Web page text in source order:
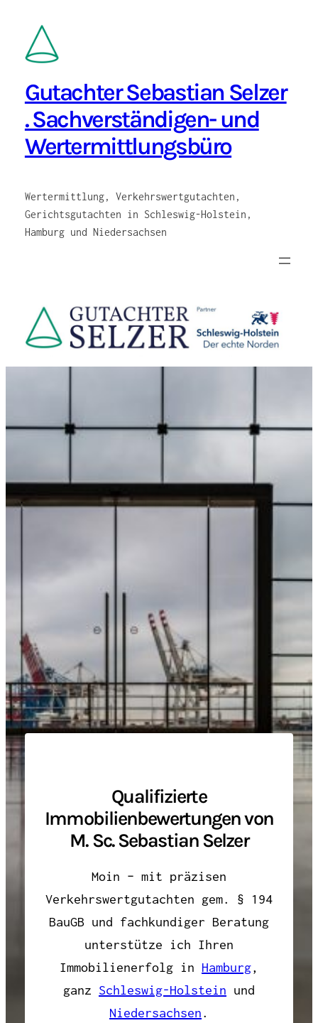
Inhalt
springen
Gutachter Sebastian Selzer
. Sachverständigen- und
Wertermittlungsbüro
Wertermittlung, Verkehrswertgutachten,
Gerichtsgutachten in Schleswig-Holstein,
Hamburg und Niedersachsen
Qualifizierte
Immobilienbewertungen von
M. Sc. Sebastian Selzer
Moin – mit präzisen
Verkehrswertgutachten gem. § 194
BauGB und fachkundiger Beratung
unterstütze ich Ihren
Immobilienerfolg in Hamburg,
ganz Schleswig-Holstein und
Niedersachsen.